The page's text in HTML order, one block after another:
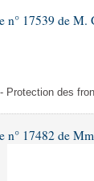
n° 17539 de M.
Protection des
n° 17482 de